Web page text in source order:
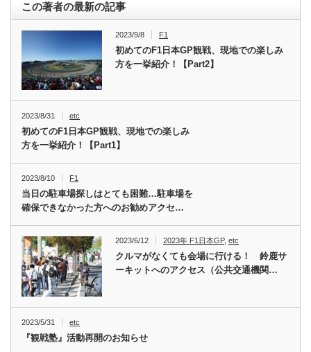
この著者の最新の記事
2023/9/8 F1
初めてのF1日本GP観戦、現地での楽しみ
方を一挙紹介！【Part2】
2023/8/31 etc
初めてのF1日本GP観戦、現地での楽しみ
方を一挙紹介！【Part1】
2023/8/10 F1
当日の駐車場探しはとても困難…駐車場を
確保できなかった方へのお勧めアクセ…
2023/6/12 2023年 F1日本GP,etc
クルマがなくても会場に行ける！ 鈴鹿サ
ーキットへのアクセス（公共交通機関…
2023/5/31 etc
『観戦塾』活動再開のお知らせ